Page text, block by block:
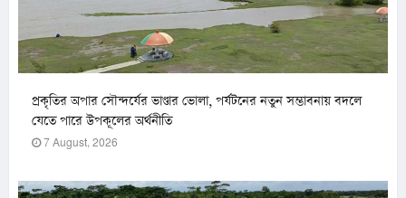
প্রকৃতির অপার সৌন্দর্যের ভাণ্ডার ভোলা, পর্যটনের নতুন সম্ভাবনায় বদলে
যেতে পারে উপকূলের অর্থনীতি
7 August, 2026